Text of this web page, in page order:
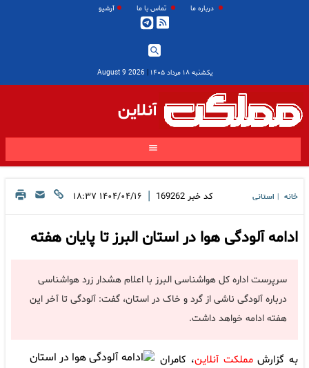
درباره ما تماس با ما آرشیو
یکشنبه ۱۸ مرداد ۱۴۰۵ |
2026 August 9
آنلاین
خانه استانی کد خبر 169262
| ۱۴۰۴/۰۴/۱۶ ۱۸:۳۷
ادامه آلودگی هوا در استان البرز تا پایان هفته
سرپرست اداره کل هواشناسی البرز با اعلام هشدار زرد هواشناسی
درباره آلودگی ناشی از گرد و خاک در استان، گفت: آلودگی تا آخر این
هفته ادامه خواهد داشت.
به گزارشمملکت آنلاین، کامران